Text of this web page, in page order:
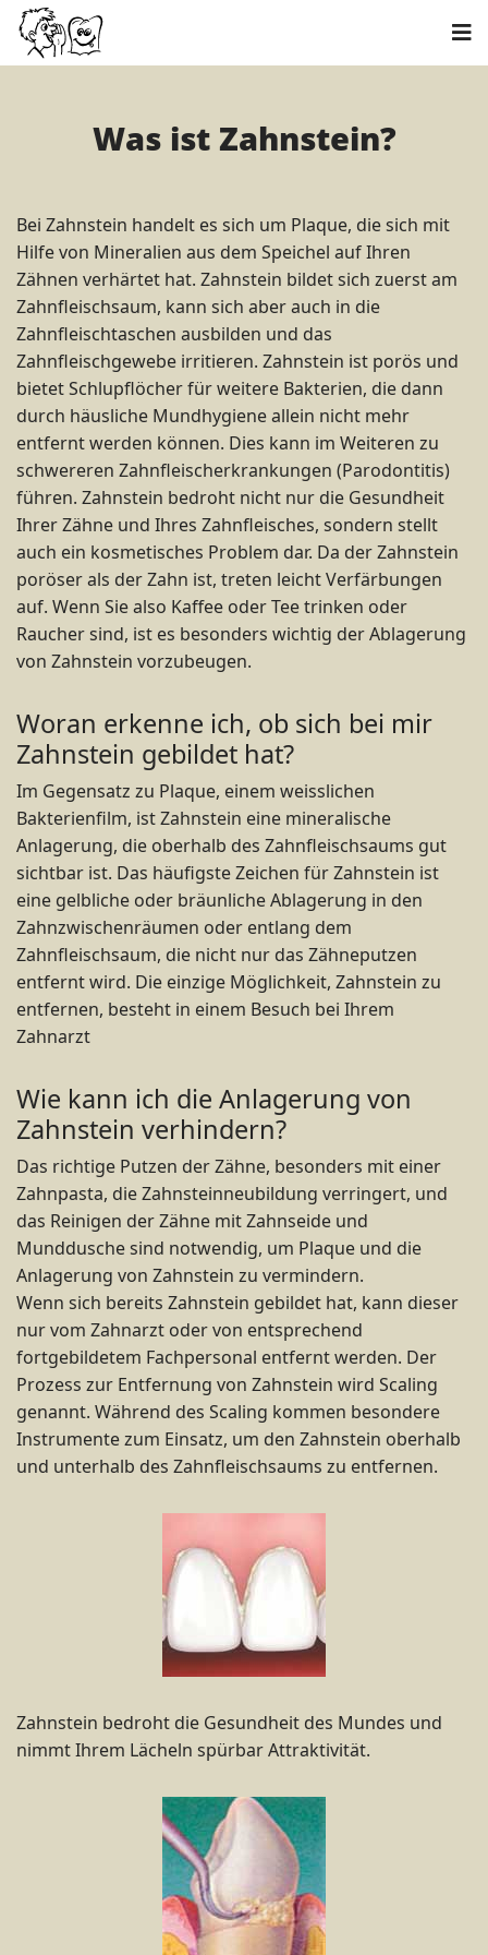
Was ist Zahnstein?
Bei Zahnstein handelt es sich um Plaque, die sich mit
Hilfe von Mineralien aus dem Speichel auf Ihren
Zähnen verhärtet hat. Zahnstein bildet sich zuerst am
Zahnfleischsaum, kann sich aber auch in die
Zahnfleischtaschen ausbilden und das
Zahnfleischgewebe irritieren. Zahnstein ist porös und
bietet Schlupflöcher für weitere Bakterien, die dann
durch häusliche Mundhygiene allein nicht mehr
entfernt werden können. Dies kann im Weiteren zu
schwereren Zahnfleischerkrankungen (Parodontitis)
führen. Zahnstein bedroht nicht nur die Gesundheit
Ihrer Zähne und Ihres Zahnfleisches, sondern stellt
auch ein kosmetisches Problem dar. Da der Zahnstein
poröser als der Zahn ist, treten leicht Verfärbungen
auf. Wenn Sie also Kaffee oder Tee trinken oder
Raucher sind, ist es besonders wichtig der Ablagerung
von Zahnstein vorzubeugen.
Woran erkenne ich, ob sich bei mir
Zahnstein gebildet hat?
Im Gegensatz zu Plaque, einem weisslichen
Bakterienfilm, ist Zahnstein eine mineralische
Anlagerung, die oberhalb des Zahnfleischsaums gut
sichtbar ist. Das häufigste Zeichen für Zahnstein ist
eine gelbliche oder bräunliche Ablagerung in den
Zahnzwischenräumen oder entlang dem
Zahnfleischsaum, die nicht nur das Zähneputzen
entfernt wird. Die einzige Möglichkeit, Zahnstein zu
entfernen, besteht in einem Besuch bei Ihrem
Zahnarzt
Wie kann ich die Anlagerung von
Zahnstein verhindern?
Das richtige Putzen der Zähne, besonders mit einer
Zahnpasta, die Zahnsteinneubildung verringert, und
das Reinigen der Zähne mit Zahnseide und
Munddusche sind notwendig, um Plaque und die
Anlagerung von Zahnstein zu vermindern.
Wenn sich bereits Zahnstein gebildet hat, kann dieser
nur vom Zahnarzt oder von entsprechend
fortgebildetem Fachpersonal entfernt werden. Der
Prozess zur Entfernung von Zahnstein wird Scaling
genannt. Während des Scaling kommen besondere
Instrumente zum Einsatz, um den Zahnstein oberhalb
und unterhalb des Zahnfleischsaums zu entfernen.
Zahnstein bedroht die Gesundheit des Mundes und
nimmt Ihrem Lächeln spürbar Attraktivität.